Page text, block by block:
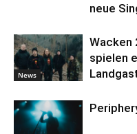
neue
News
Wacken
spielen